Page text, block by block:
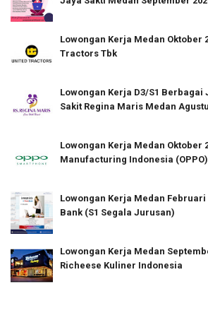
Lowongan Kerja Medan Oktober
Tractors Tbk
Lowongan Kerja D3/S1 Berbagai
Sakit Regina Maris Medan
Lowongan Kerja Medan Oktober
Manufacturing Indonesia (OPPO)
Lowongan Kerja Medan Februari
Bank (S1 Segala Jurusan)
Lowongan Kerja Medan
Richeese Kuliner Indonesia